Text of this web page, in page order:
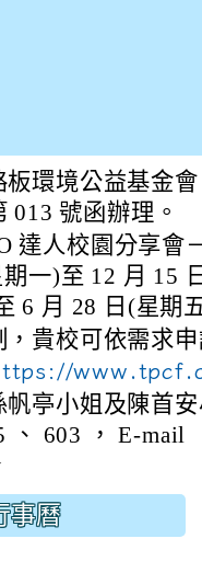
境公益基
環境公益基金
013 號函辦理。
達人校園分享
一)至 12 月 15
6 月 28 日(星期
貴校可依需求
亭小姐及陳首
、 603 ， E-mail
事曆